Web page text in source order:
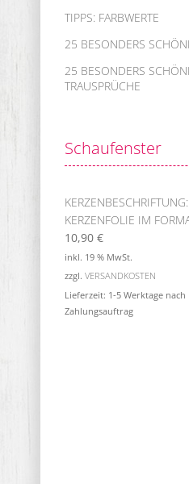
TIPPS: FARBWERTE
25 BESONDERS
25 BESONDERS
TRAUSPRÜCHE
Schaufenster
KERZENBESCHRIFTUNG:
KERZENFOLIE IM
10,90 €
inkl. 19 % MwSt.
zzgl. VERSANDKOSTEN
Lieferzeit: 1-5 Werktage nach
Zahlungsauftrag